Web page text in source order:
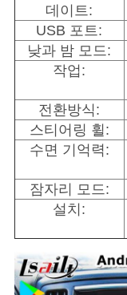
데이트:
USB 포트:
낮과 밤 모드:
작업:
전환방식:
스티어링 휠:
수면 기억력:
잠자리 모드:
설치: